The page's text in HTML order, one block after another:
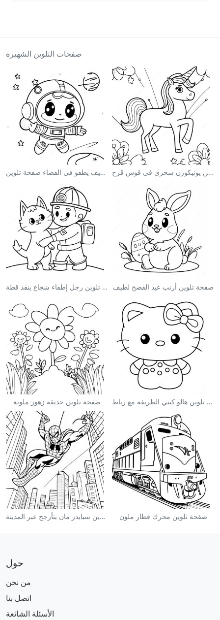
صفحات التلوين الشهيرة
رائد فضاء لطيف يطفو في الفضاء صفحة تلوين صفحة تلوين يونيكورن سحري في قوس قزح
صفحة تلوين رجل إطفاء شجاع ينقذ قطة صفحة تلوين أرنب عيد الفصح لطيف
صفحة تلوين حديقة زهور ملونة صفحة تلوين هالو كيتي الظريفة مع رباط
صفحة تلوين سبايدر مان يتأرجح عبر المدينة صفحة تلوين محرك قطار ملون
حول
من نحن
اتصل بنا
الأسئلة الشائعة